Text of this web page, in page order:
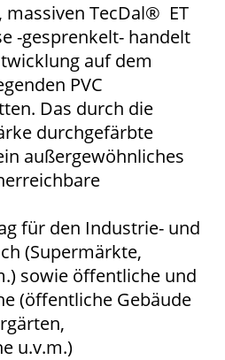
massiven TecDal® ET
-gesprenkelt- handelt
auf dem
PVC
Das durch die
durchgefärbte
außergewöhnliches
für den Industrie- und
(Supermärkte,
sowie öffentliche und
(öffentliche Gebäude
u.v.m.)